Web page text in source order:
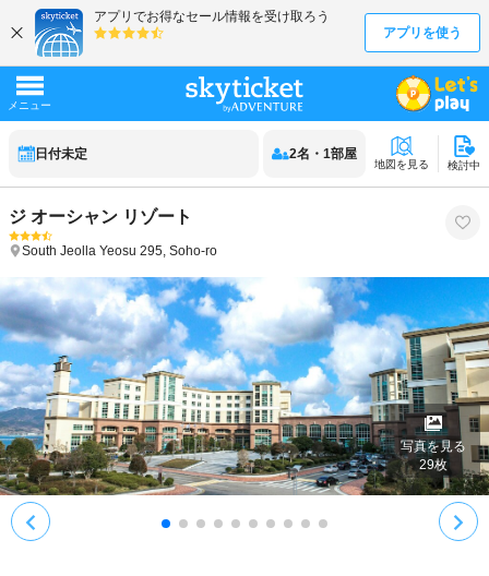
日付未定 2名 ・ 1部屋
地図を見る 検討中
ジ オーシャン リゾート
South Jeolla Yeosu 295, Soho-ro
写真を見る
29枚